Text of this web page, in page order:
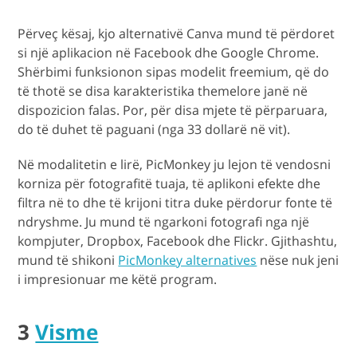
Përveç kësaj, kjo alternativë Canva mund të përdoret
si një aplikacion në Facebook dhe Google Chrome.
Shërbimi funksionon sipas modelit freemium, që do
të thotë se disa karakteristika themelore janë në
dispozicion falas. Por, për disa mjete të përparuara,
do të duhet të paguani (nga 33 dollarë në vit).
Në modalitetin e lirë, PicMonkey ju lejon të vendosni
korniza për fotografitë tuaja, të aplikoni efekte dhe
filtra në to dhe të krijoni titra duke përdorur fonte të
ndryshme. Ju mund të ngarkoni fotografi nga një
kompjuter, Dropbox, Facebook dhe Flickr. Gjithashtu,
mund të shikoni PicMonkey alternatives nëse nuk jeni
i impresionuar me këtë program.
3Visme